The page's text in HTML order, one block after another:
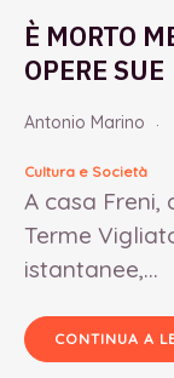
È MORTO
OPERE SUE
Antonio Marino
Cultura e Società
A casa Freni,
Terme
istantanee,...
CONTINUA A